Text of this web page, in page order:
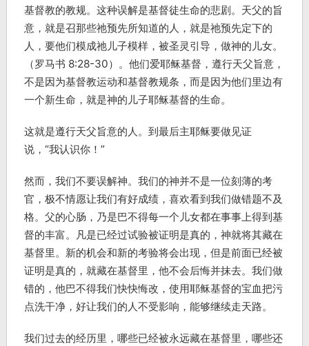
基督教的教规。这种误解是基督徒生命的悲剧。天父的旨
意，就是召那些祂预先所知道的人，就是祂预先定下的
人，要他们模成祂儿子模样，被圣灵引导，做神的儿女。
（罗马书 8:28-30）。他们爱耶稣基督，遵行天父旨意，
不是因为基督教运动和基督教规条，而是因为他们里边有
一个新生命，就是神的儿子耶稣基督的生命。
这就是遵行天父旨意的人。到最后主耶稣要做见证
说，“我认识你！”
然而，我们不要误解神。我们的神并不是一位刻薄的考
官，极不情愿让我们有好成绩，喜欢看到我们做错题不及
格。父的心肠，乃是巴不得每一个儿女都在事事上得到基
督的丰富。凡是已经过试验被证明是真的，神就将其藏在
基督里。新的机会和新的考验将会出现，但是前面已经被
证明是真的，就藏在基督里，他不会后悔并抹去。我们做
错的，他巴不得我们快快悔改，使用耶稣基督的宝血把污
点洗干净，好让我们的人不受影响，能够继续走天路。
我们过去的经历里，哪些已经被永远藏在基督里，哪些还